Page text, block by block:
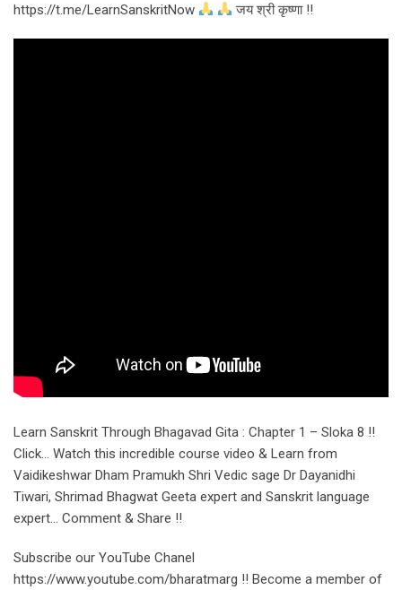
https://t.me/LearnSanskritNow
जय श्री कृष्णा !!
Learn Sanskrit Through Bhagavad Gita : Chapter 1 – Sloka 8 !!
Click… Watch this incredible course video & Learn from
Vaidikeshwar Dham Pramukh Shri Vedic sage Dr Dayanidhi
Tiwari, Shrimad Bhagwat Geeta expert and Sanskrit language
expert… Comment & Share !!
Subscribe our YouTube Chanel
https://www.youtube.com/bharatmarg !! Become a member of